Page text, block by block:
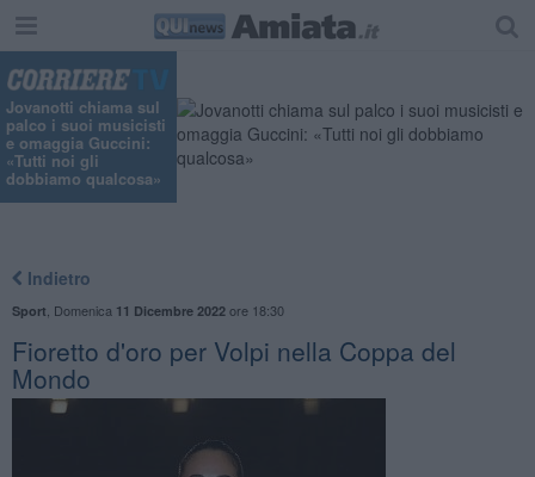
Jovanotti chiama sul
palco i suoi musicisti
e omaggia Guccini:
«Tutti noi gli
dobbiamo qualcosa»
Indietro
Sport Domenica 11 Dicembre 2022ore 18:30
Fioretto d'oro per Volpi nella Coppa del
Mondo